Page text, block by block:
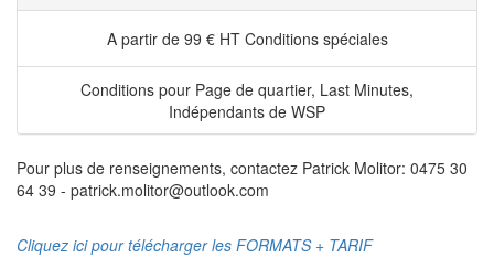
A partir de 99 € HT Conditions spéciales
Conditions pour Page de quartier, Last Minutes,
Indépendants de WSP
Pour plus de renseignements, contactez Patrick Molitor: 0475 30
64 39 - patrick.molitor@outlook.com
Cliquez ici pour télécharger les FORMATS + TARIF